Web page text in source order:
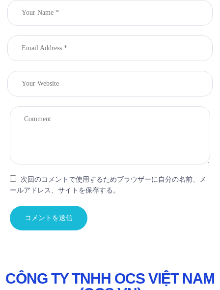
次回のコメントで使用するためブラウザーに自分の名前、メ
ールアドレス、サイトを保存する。
CÔNG TY TNHH OCS VIỆT NAM